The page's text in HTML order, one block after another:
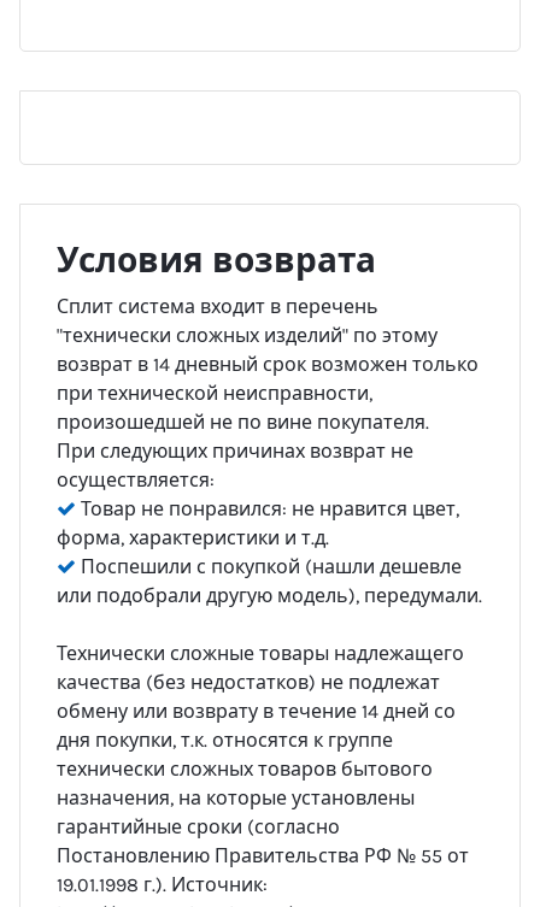
Условия возврата
Сплит система входит в перечень
"технически сложных изделий" по этому
возврат в 14 дневный срок возможен только
при технической неисправности,
произошедшей не по вине покупателя.
При следующих причинах возврат не
осуществляется:
Товар не понравился: не нравится цвет,
форма, характеристики и т.д.
Поспешили с покупкой (нашли дешевле
или подобрали другую модель), передумали.
Технически сложные товары надлежащего
качества (без недостатков) не подлежат
обмену или возврату в течение 14 дней со
дня покупки, т.к. относятся к группе
технически сложных товаров бытового
назначения, на которые установлены
гарантийные сроки (согласно
Постановлению Правительства РФ № 55 от
19.01.1998 г.). Источник: